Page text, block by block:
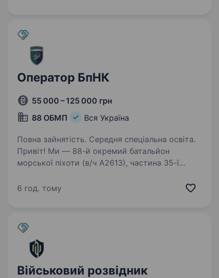
Оператор БпНК
55 000 – 125 000 грн
88 ОБМП
Вся Україна
Повна зайнятість. Середня спеціальна освіта.
Привіт! Ми — 88-й окремий батальйон
морської піхоти (в/ч А2613), частина 35-ї
Збройних сил України. Наш девіз — «Ми там,
6 год. тому
Військовий розвідник